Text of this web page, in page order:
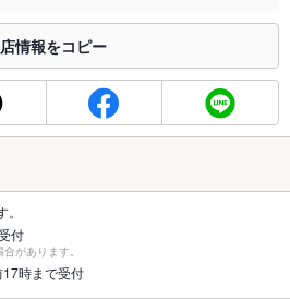
情報をコピー
付
があります。
17時まで受付